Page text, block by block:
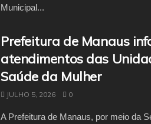
Municipal...
Prefeitura de Manaus
atendimentos das
Saúde da Mulher
JULHO 5, 2026 0
A Prefeitura de Manaus, por meio da